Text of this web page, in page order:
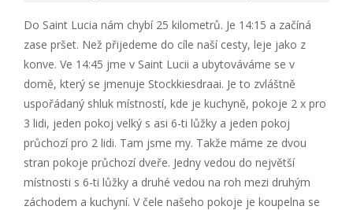
Do Saint Lucia nám chybí 25 kilometrů. Je 14:15 a začíná
zase pršet. Než přijedeme do cíle naší cesty, leje jako z
konve. Ve 14:45 jme v Saint Lucii a ubytováváme se v
domě, který se jmenuje Stockkiesdraai. Je to zvláštně
uspořádaný shluk místností, kde je kuchyně, pokoje 2 x pro
3 lidi, jeden pokoj velký s asi 6-ti lůžky a jeden pokoj
průchozí pro 2 lidi. Tam jsme my. Takže máme ze dvou
stran pokoje průchozí dveře. Jedny vedou do největší
místnosti s 6-ti lůžky a druhé vedou na roh mezi druhým
záchodem a kuchyní. V čele našeho pokoje je koupelna se